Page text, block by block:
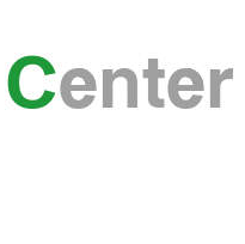
Center